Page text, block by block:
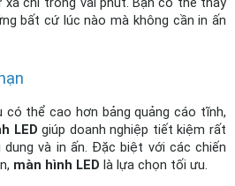
bất cứ lúc nào mà không cần in ấn
thể cao hơn bảng quảng cáo tĩnh,
LED giúp doanh nghiệp tiết kiệm rất
và in ấn. Đặc biệt với các chiến
màn hình LED là lựa chọn tối ưu.